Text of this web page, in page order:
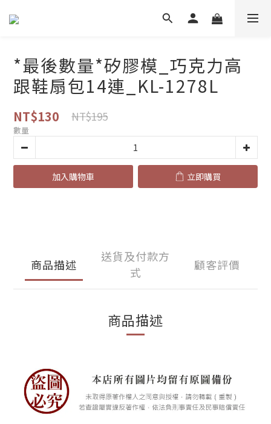
*最後數量*矽膠模_巧克力高
跟鞋扇包14連_KL-1278L
NT$130 NT$195
數量
加入購物車 立即購買
商品描述
送貨及付款方
式
顧客評價
商品描述